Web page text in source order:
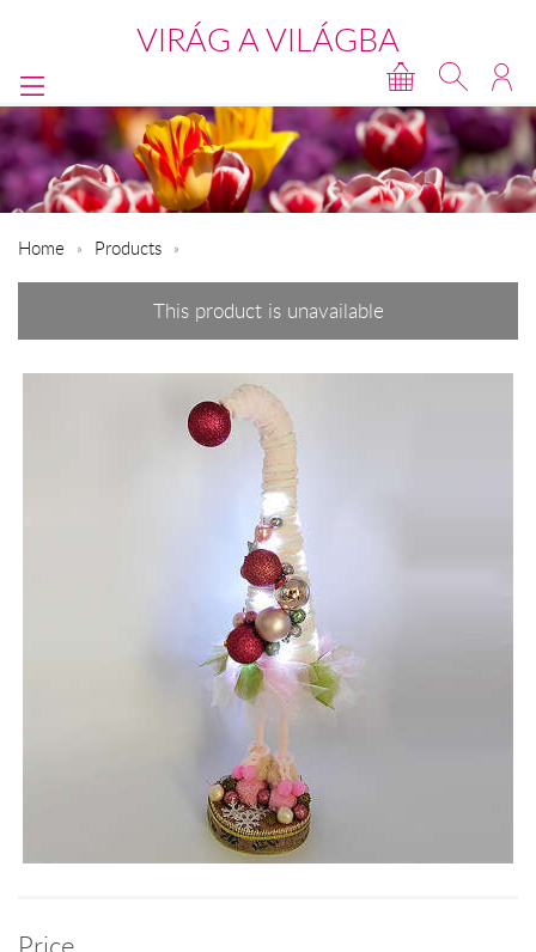
VIRÁG A VILÁGBA
Home Products
This product is unavailable